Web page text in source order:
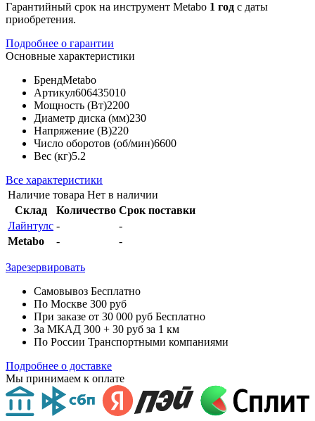
Гарантийный срок на инструмент Metabo 1 год с даты
приобретения.
Подробнее о гарантии
Основные характеристики
БрендMetabo
Артикул606435010
Мощность (Вт)2200
Диаметр диска (мм)230
Напряжение (В)220
Число оборотов (об/мин)6600
Вес (кг)5.2
Все характеристики
Наличие товара Нет в наличии
Склад
Количество Срок поставки
Лайнтулс -
-
Metabo
- -
Зарезервировать
Самовывоз Бесплатно
По Москве 300 руб
При заказе от 30 000 руб Бесплатно
За МКАД 300 + 30 руб за 1 км
По России Транспортными компаниями
Подробнее о доставке
Мы принимаем к оплате